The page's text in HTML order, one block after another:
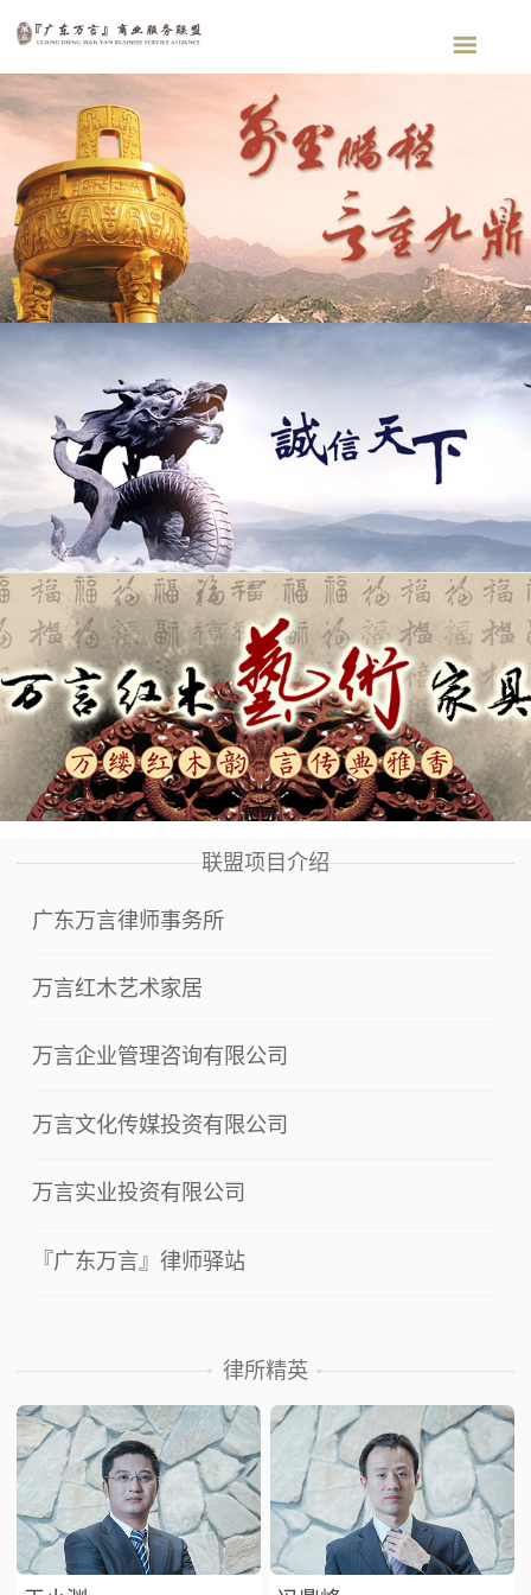
联盟项目介绍
广东万言律师事务所
万言红木艺术家居
万言企业管理咨询有限公司
万言文化传媒投资有限公司
万言实业投资有限公司
『广东万言』律师驿站
律所精英